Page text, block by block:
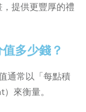
提供更豐厚的禮
多少錢？
通常以「每點積
來衡量。